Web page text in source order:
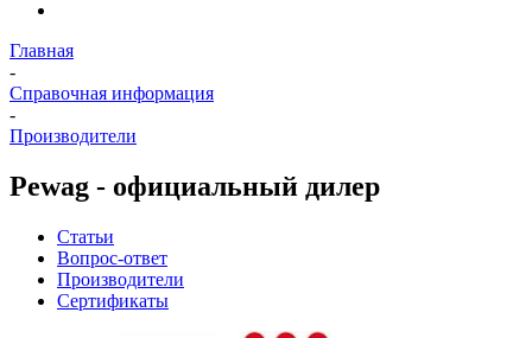
Главная
-
Справочная информация
-
Производители
Pewag - официальный дилер
Статьи
Вопрос-ответ
Производители
Сертификаты